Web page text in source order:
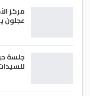
مركز
عجلون
جلسة